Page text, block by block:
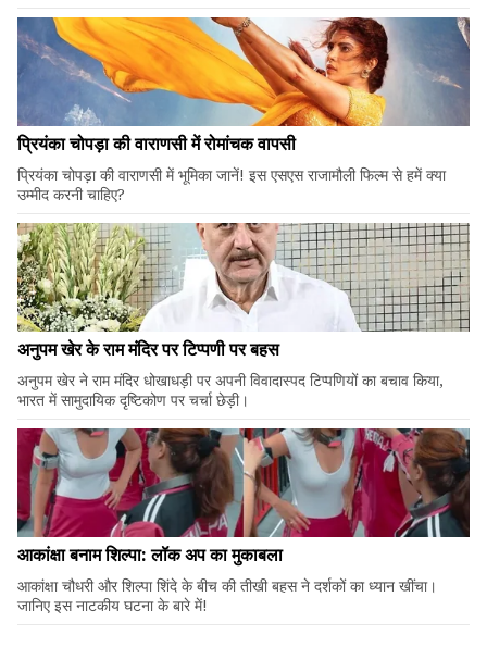
प्रियंका चोपड़ा की वाराणसी में रोमांचक वापसी
प्रियंका चोपड़ा की वाराणसी में भूमिका जानें! इस एसएस राजामौली फिल्म से हमें क्या
उम्मीद करनी चाहिए?
अनुपम खेर के राम मंदिर पर टिप्पणी पर बहस
अनुपम खेर ने राम मंदिर धोखाधड़ी पर अपनी विवादास्पद टिप्पणियों का बचाव किया,
भारत में सामुदायिक दृष्टिकोण पर चर्चा छेड़ी।
आकांक्षा बनाम शिल्पा: लॉक अप का मुकाबला
आकांक्षा चौधरी और शिल्पा शिंदे के बीच की तीखी बहस ने दर्शकों का ध्यान खींचा।
जानिए इस नाटकीय घटना के बारे में!